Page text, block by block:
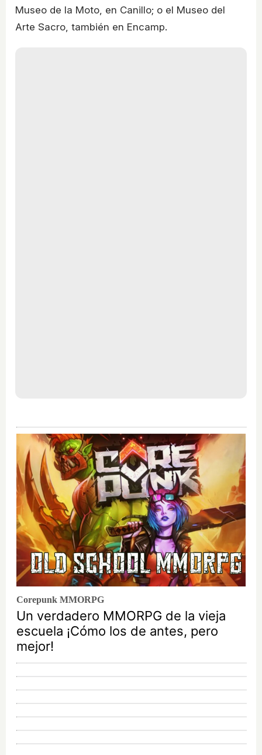
Museo de la Moto, en Canillo; o el Museo del
Arte Sacro, también en Encamp.
Corepunk MMORPG
Un verdadero MMORPG de la vieja
escuela ¡Cómo los de antes, pero
mejor!